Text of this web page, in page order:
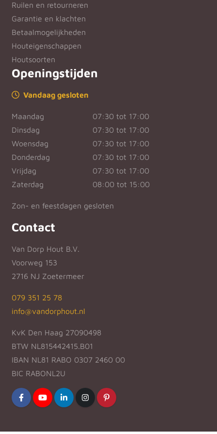
Ruilen en retourneren
Garantie en klachten
Betaalmogelijkheden
Houteigenschappen
Houtsoorten
Openingstijden
Vandaag gesloten
Maandag
07:30 tot 17:00
Dinsdag
07:30 tot 17:00
Woensdag
07:30 tot 17:00
Donderdag
07:30 tot 17:00
Vrijdag
07:30 tot 17:00
Zaterdag
08:00 tot 15:00
Zon- en feestdagen gesloten
Contact
Van Dorp Hout B.V.
Voorweg 153
2716 NJ Zoetermeer
079 351 25 78
info@vandorphout.nl
KvK Den Haag 27090498
BTW NL815442415.B01
IBAN NL81 RABO 0307 2460 00
BIC RABONL2U